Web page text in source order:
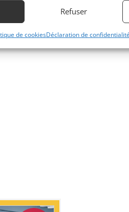
Refuser
de cookiesDéclaration de confidentialité